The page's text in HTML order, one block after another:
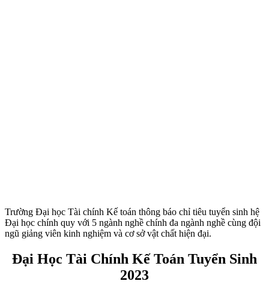
Trường Đại học Tài chính Kế toán thông báo chỉ tiêu tuyển sinh hệ
Đại học chính quy với 5 ngành nghề chính đa ngành nghề cùng đội
ngũ giảng viên kinh nghiệm và cơ sở vật chất hiện đại.
Đại Học Tài Chính Kế Toán Tuyển Sinh
2023